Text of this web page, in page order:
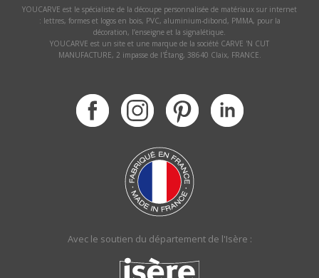
YOUCARVE est le spécialiste de la découpe personnalisée de matériaux sur internet
: lettres, formes et logos en bois, PVC, aluminium-dibond, PMMA, pour la
décoration, l’enseigne et la signalétique.
YOUCARVE est un site et une marque de la société CARVE 'N CUT
MANUFACTURE, 2 impasse de l'Étang, 38640 Claix, FRANCE.
Avec le soutien du département de l'Isère :